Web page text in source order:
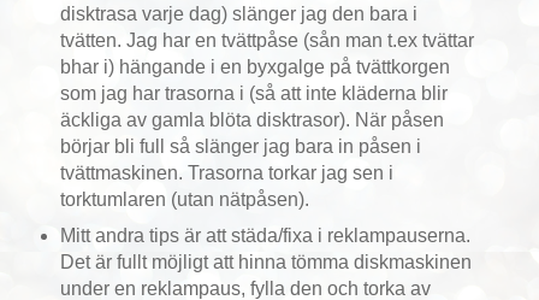
disktrasa varje dag) slänger jag den bara i
tvätten. Jag har en tvättpåse (sån man t.ex tvättar
bhar i) hängande i en byxgalge på tvättkorgen
som jag har trasorna i (så att inte kläderna blir
äckliga av gamla blöta disktrasor). När påsen
börjar bli full så slänger jag bara in påsen i
tvättmaskinen. Trasorna torkar jag sen i
torktumlaren (utan nätpåsen).
Mitt andra tips är att städa/fixa i reklampauserna.
Det är fullt möjligt att hinna tömma diskmaskinen
under en reklampaus, fylla den och torka av